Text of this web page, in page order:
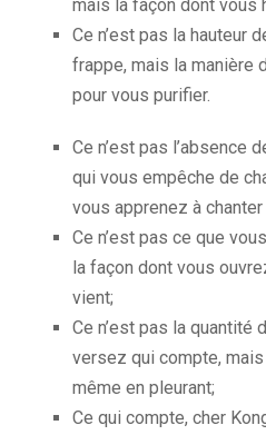
mais la façon dont
Ce n’est pas la hauteur
frappe, mais la manière
pour vous purifier.
Ce n’est pas l’absence
qui vous empêche de
vous apprenez à chanter
Ce n’est pas ce que
la façon dont vous
vient;
Ce n’est pas la quantité
versez qui compte,
même en pleurant;
Ce qui compte, cher